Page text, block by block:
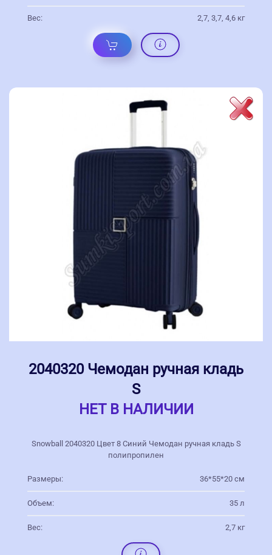
Вес: 2,7, 3,7, 4,6 кг
2040320 Чемодан ручная кладь
S
НЕТ В НАЛИЧИИ
Snowball 2040320 Цвет 8 Синий Чемодан ручная кладь S
полипропилен
Размеры: 36*55*20 см
Объем: 35 л
Вес: 2,7 кг